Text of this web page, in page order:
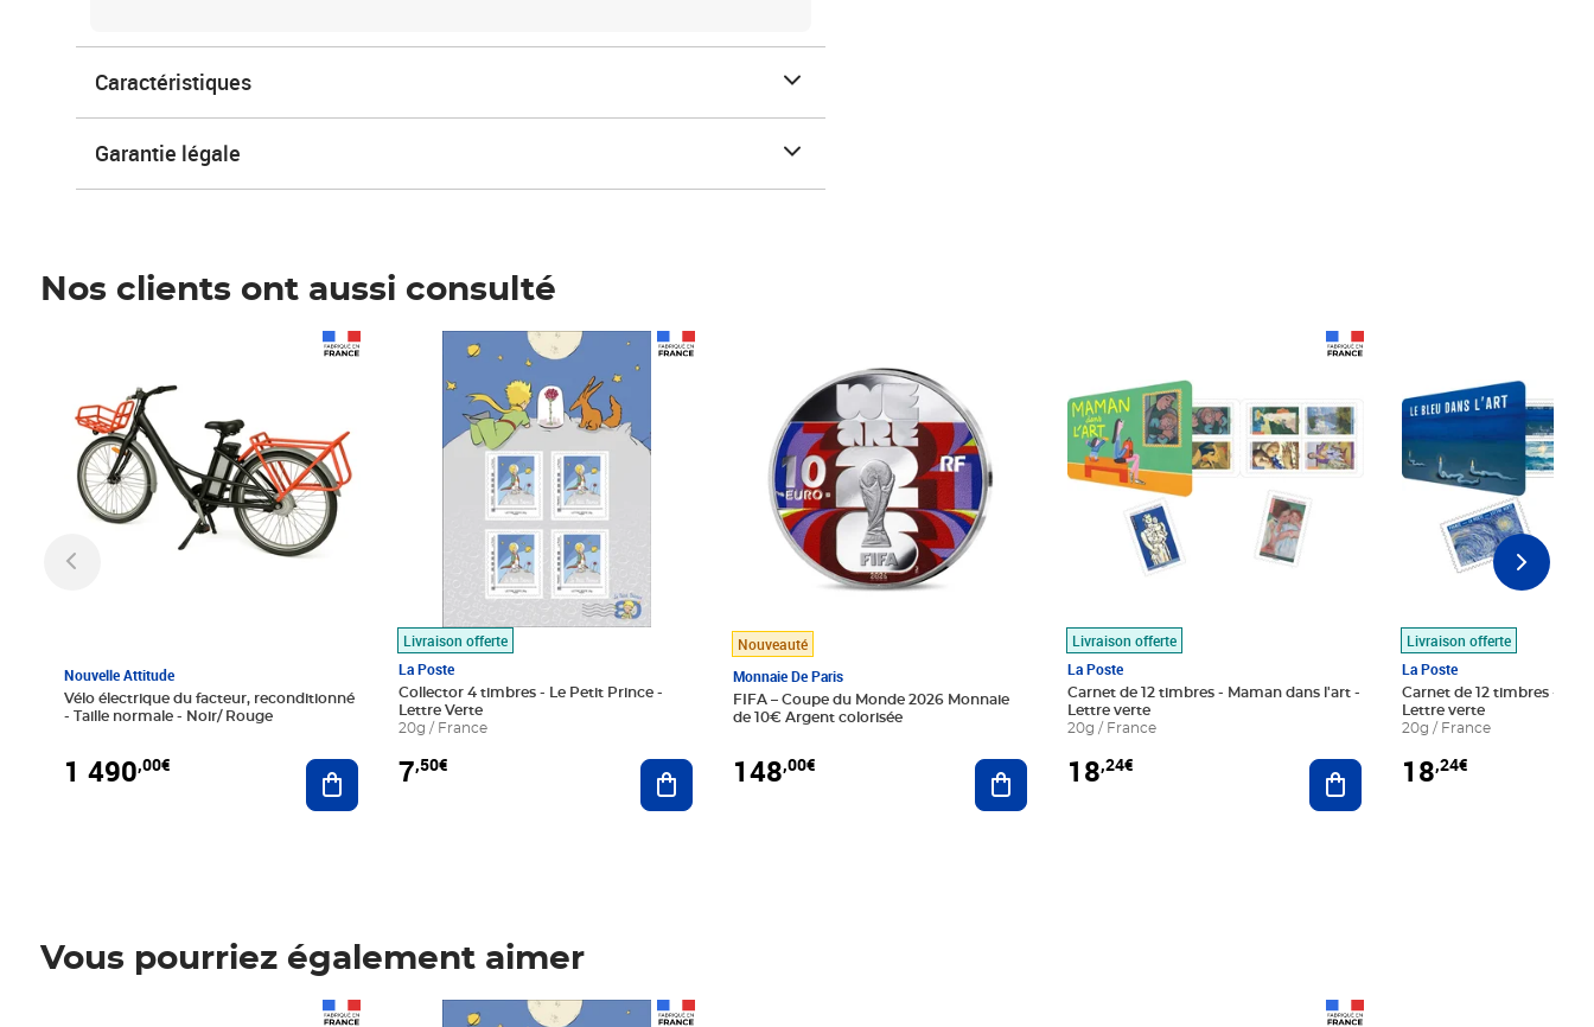
Caractéristiques
Garantie légale
Nos clients ont aussi consulté
Nouvelle Attitude
Vélo électrique du facteur, reconditionné
- Taille normale - Noir/ Rouge
1 490,00€ Ajouter au panier
Livraison offerte
La Poste
Collector 4 timbres - Le Petit Prince -
Lettre Verte
20g / France
7,50€
Prix 7,50€
Ajouter au panier
Nouveauté
Monnaie De Paris
FIFA – Coupe du Monde 2026 Monnaie
de 10€ Argent colorisée
148,00€ Ajouter au panier
Livraison offerte
La Poste
Carnet de 12 timbres - Maman dans l'art -
Lettre verte
20g / France
18,24€ Ajouter au panier
Livraison offerte
La Poste
Carnet de 12 timbres - Le
Lettre verte
20g / France
18,24€
Vous pourriez également aimer
Prix 7,50€